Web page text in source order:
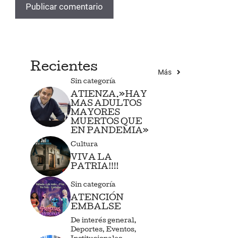
Recientes Más
Sin categoría
ATIENZA.»HAY
MAS ADULTOS
MAYORES
MUERTOS QUE
EN PANDEMIA»
Cultura
VIVA LA
PATRIA!!!!
Sin categoría
ATENCIÓN
EMBALSE
De interés general,
Deportes, Eventos,